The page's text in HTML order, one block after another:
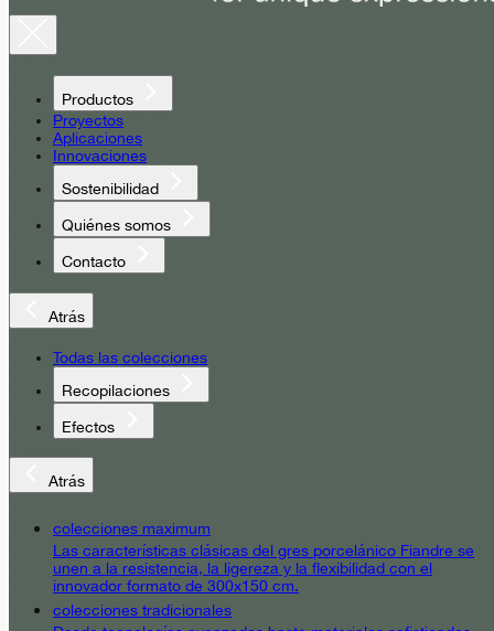
Productos
Proyectos
Aplicaciones
Innovaciones
Sostenibilidad
Quiénes somos
Contacto
Atrás
Todas las colecciones
Recopilaciones
Efectos
Atrás
colecciones maximum
Las características clásicas del gres porcelánico Fiandre se
unen a la resistencia, la ligereza y la flexibilidad con el
innovador formato de 300x150 cm.
colecciones tradicionales